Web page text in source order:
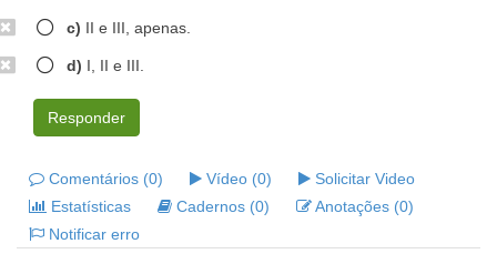
c) II e III, apenas.
d) I, II e III.
Responder
Comentários (0) Vídeo (0)
Solicitar Video
Estatísticas
Cadernos (0)
Anotações (0)
Notificar erro